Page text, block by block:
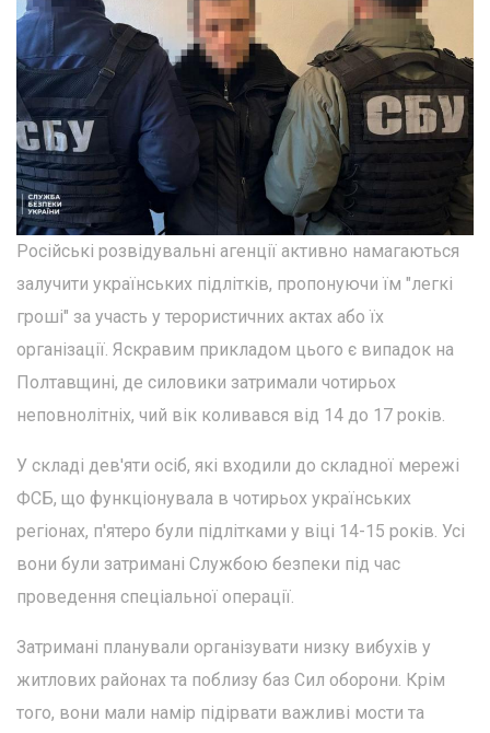
Російські розвідувальні агенції активно намагаються
залучити українських підлітків, пропонуючи їм "легкі
гроші" за участь у терористичних актах або їх
організації. Яскравим прикладом цього є випадок на
Полтавщині, де силовики затримали чотирьох
неповнолітніх, чий вік коливався від 14 до 17 років.
У складі дев'яти осіб, які входили до складної мережі
ФСБ, що функціонувала в чотирьох українських
регіонах, п'ятеро були підлітками у віці 14-15 років. Усі
вони були затримані Службою безпеки під час
проведення спеціальної операції.
Затримані планували організувати низку вибухів у
житлових районах та поблизу баз Сил оборони. Крім
того, вони мали намір підірвати важливі мости та